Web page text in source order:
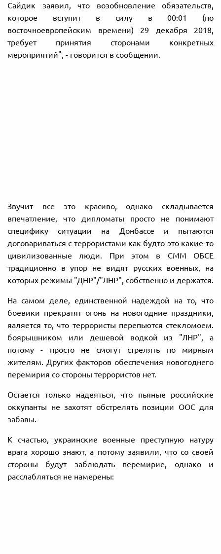
Сайдик заявил, что возобновление обязательств,
которое вступит в силу в 00:01 (по
восточноевропейским времени) 29 декабря 2018,
требует принятия сторонами конкретных
мероприятий", - говорится в сообщении.
Звучит все это красиво, однако складывается
впечатление, что дипломаты просто не понимают
специфику ситуации на Донбассе и пытаются
договариваться с террористами как будто это какие-то
цивилизованные люди. При этом в СММ ОБСЕ
традиционно в упор не видят русских военных, на
которых режимы "ДНР"/"ЛНР", собственно и держатся.
На самом деле, единственной надеждой на то, что
боевики прекратят огонь на новогодние праздники,
яаляется то, что террористы перепьются стекломоем.
боярышником или дешевой водкой из "ЛНР", а
потому - просто не смогут стрелять по мирным
жителям. Других факторов обеспечения новогоднего
перемирия со стороны террористов нет.
Остается только надеяться, что пьяные российские
оккупанты не захотят обстрелять позиции ООС для
забавы.
К счастью, украинские военные преступную натуру
врага хорошо знают, а потому заявили, что со своей
стороны будут заблюдать перемирие, однако и
расслабляться не намерены: